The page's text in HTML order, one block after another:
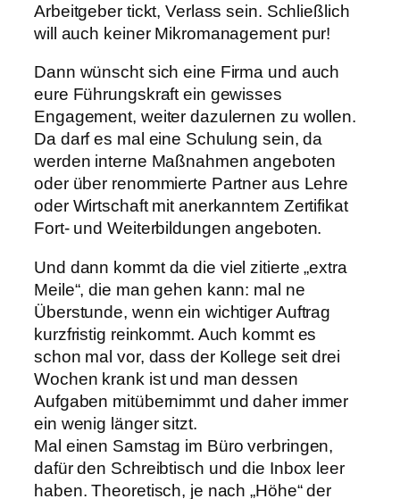
Arbeitgeber tickt, Verlass sein. Schließlich
will auch keiner Mikromanagement pur!
Dann wünscht sich eine Firma und auch
eure Führungskraft ein gewisses
Engagement, weiter dazulernen zu wollen.
Da darf es mal eine Schulung sein, da
werden interne Maßnahmen angeboten
oder über renommierte Partner aus Lehre
oder Wirtschaft mit anerkanntem Zertifikat
Fort- und Weiterbildungen angeboten.
Und dann kommt da die viel zitierte „extra
Meile“, die man gehen kann: mal ne
Überstunde, wenn ein wichtiger Auftrag
kurzfristig reinkommt. Auch kommt es
schon mal vor, dass der Kollege seit drei
Wochen krank ist und man dessen
Aufgaben mitübernimmt und daher immer
ein wenig länger sitzt.
Mal einen Samstag im Büro verbringen,
dafür den Schreibtisch und die Inbox leer
haben. Theoretisch, je nach „Höhe“ der